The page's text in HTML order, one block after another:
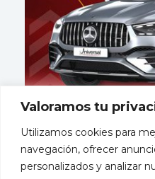
Valoramos tu
Utilizamos cookies para
navegación, ofrecer
personalizados y analizar